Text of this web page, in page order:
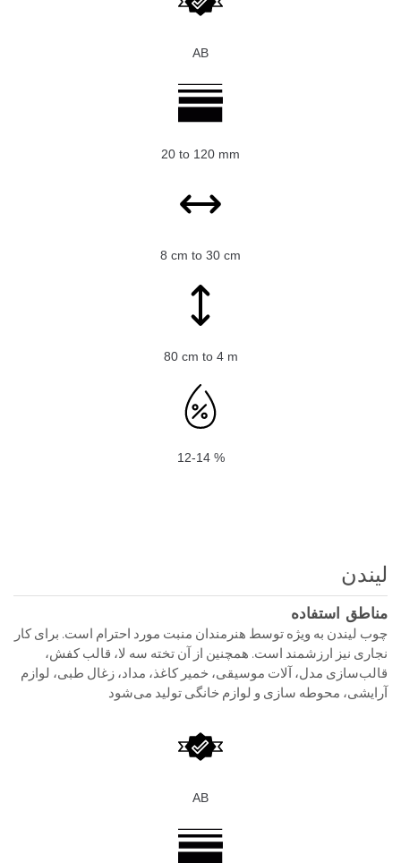
AB
20 to 120 mm
8 cm to 30 cm
80 cm to 4 m
12-14 %
لیندن
مناطق استفاده
چوب لیندن به ویژه توسط هنرمندان منبت مورد احترام است. برای کار
نجاری نیز ارزشمند است. همچنین از آن تخته سه لا، قالب کفش،
قالب‌سازی مدل، آلات موسیقی، خمیر کاغذ، مداد، زغال طبی، لوازم
آرایشی، محوطه سازی و لوازم خانگی تولید می‌شود
AB